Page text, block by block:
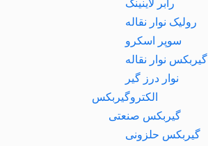
رابر لاینینگ
رولیک نوار نقاله
سوپر اسکرو
گیربکس نوار نقاله
نوار درز گیر
الکتروگیربکس
گیربکس صنعتی
گیربکس حلزونی